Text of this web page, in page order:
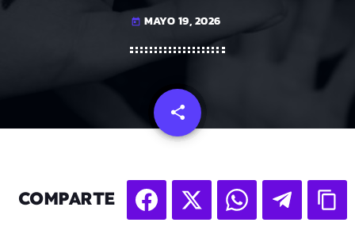
today MAYO 19, 2026
share
email
COMPARTE